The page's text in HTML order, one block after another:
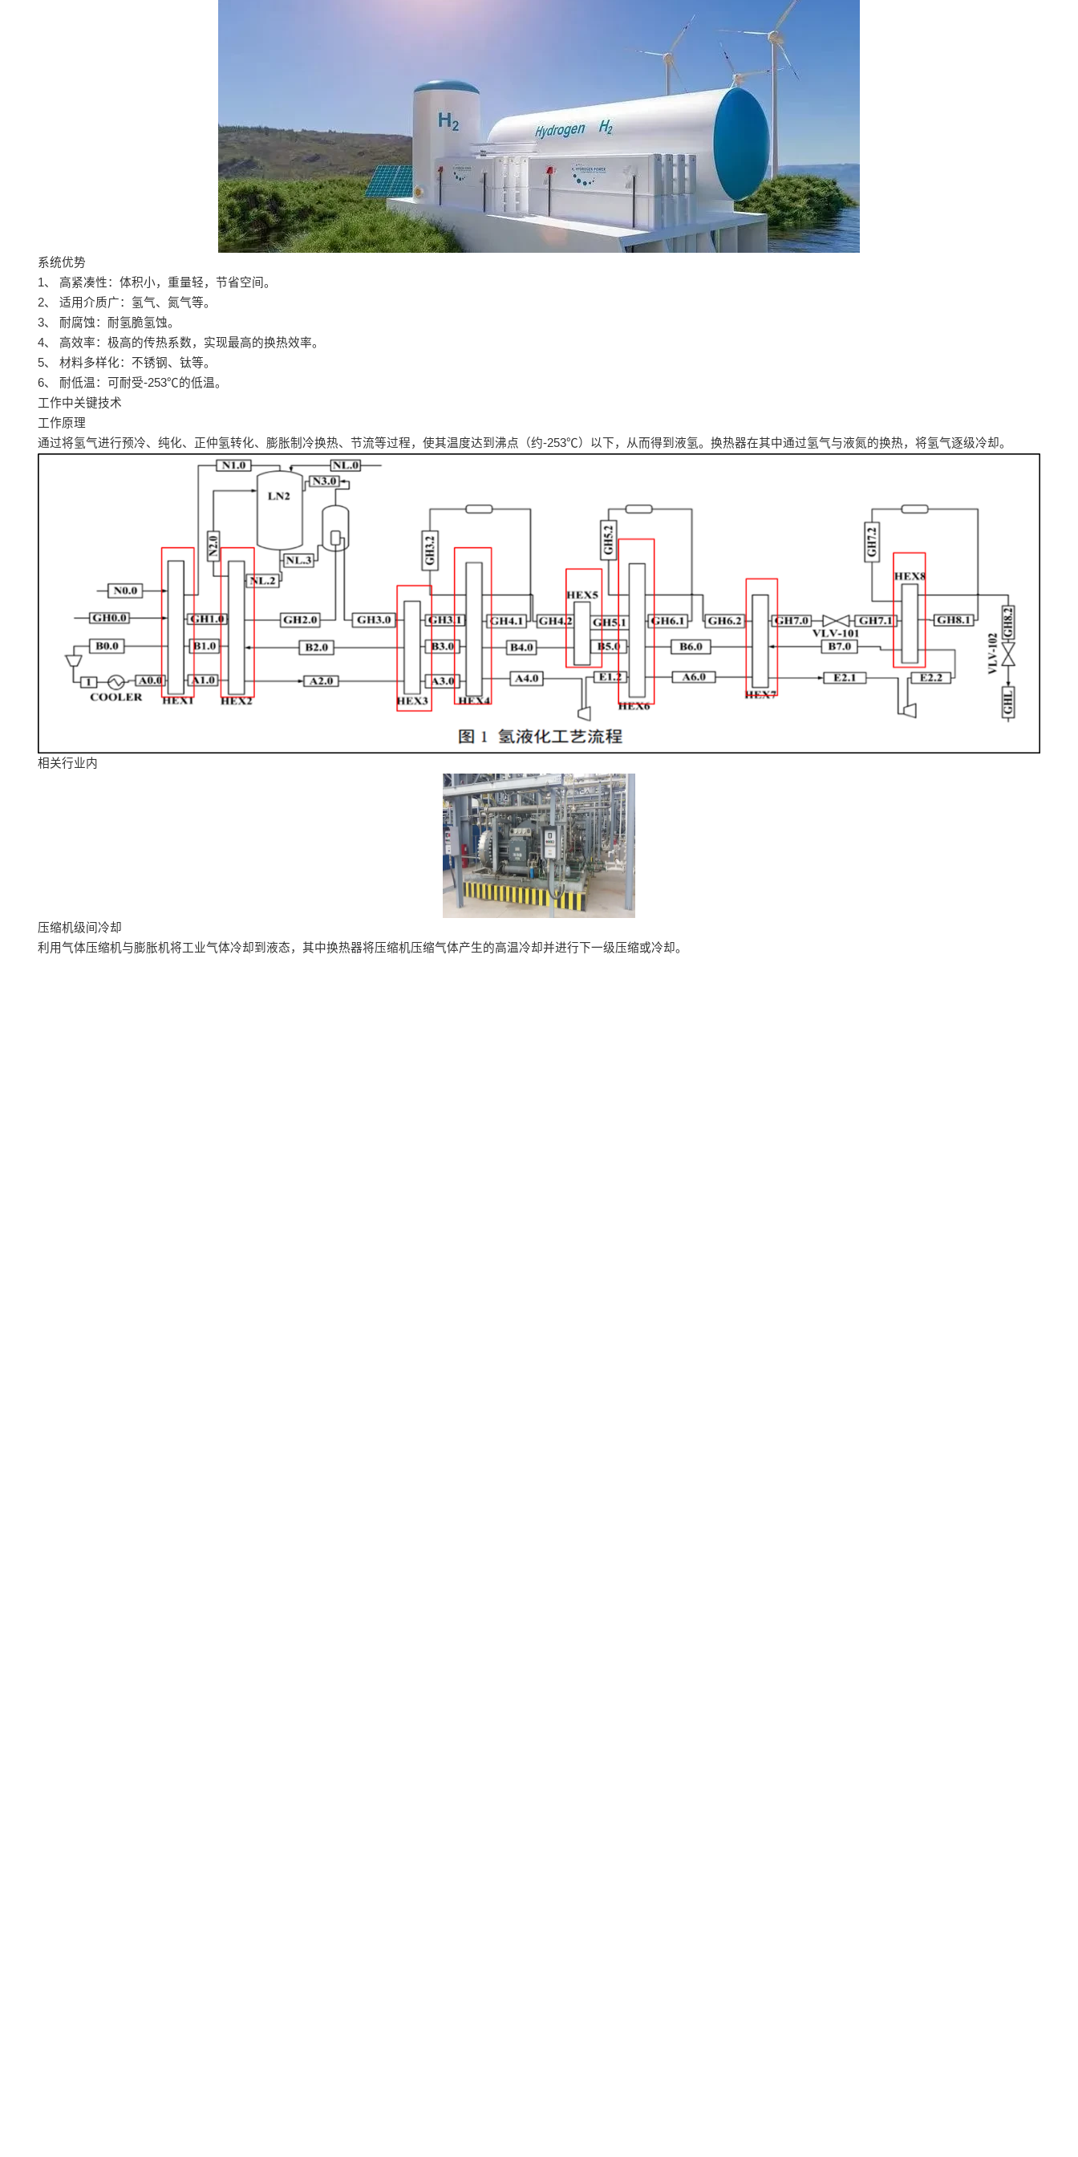
系统优势
1、 高紧凑性：体积小，重量轻，节省空间。
2、 适用介质广：氢气、氮气等。
3、 耐腐蚀：耐氢脆氢蚀。
4、 高效率：极高的传热系数，实现最高的换热效率。
5、 材料多样化：不锈钢、钛等。
6、 耐低温：可耐受-253℃的低温。
工作中关键技术
工作原理
通过将氢气进行预冷、纯化、正仲氢转化、膨胀制冷换热、节流等过程，使其温度达到沸点（约-253℃）以下，从而得到液氢。换热器在其中通过氢气与液氮的换热，将氢气逐级冷却。
相关行业内
压缩机级间冷却
利用气体压缩机与膨胀机将工业气体冷却到液态，其中换热器将压缩机压缩气体产生的高温冷却并进行下一级压缩或冷却。